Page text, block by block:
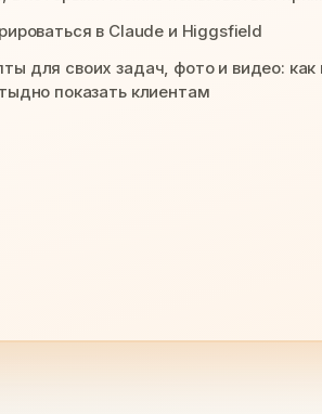
в Claude и Higgsfield
для своих задач, фото и видео: как
показать клиентам